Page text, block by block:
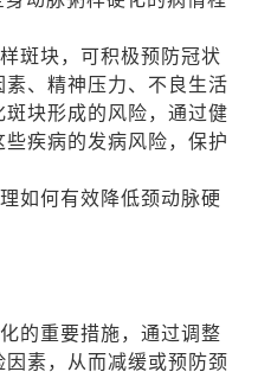
斑块，可积极预防冠状
、精神压力、不良生活
块形成的风险，通过健
疾病的发病风险，保护
如何有效降低颈动脉硬
的重要措施，通过调整
素，从而减缓或预防颈